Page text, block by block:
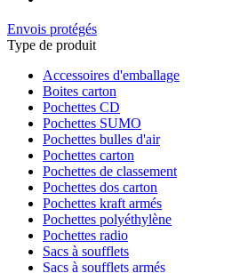
Envois protégés
Type de produit
Accessoires d'emballage
Boites carton
Pochettes CD
Pochettes SUMO
Pochettes bulles d'air
Pochettes carton
Pochettes de classement
Pochettes dos carton
Pochettes kraft armés
Pochettes polyéthylène
Pochettes radio
Sacs à soufflets
Sacs à soufflets armés